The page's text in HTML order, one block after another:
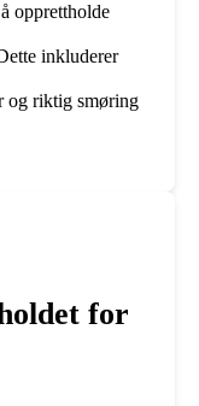
opprettholde
inkluderer
og riktig smøring
for